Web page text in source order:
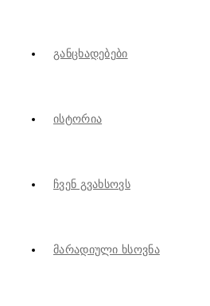
Განცხადებები
Ისტორია
Ჩვენ Გვახსოვს
Მარადიული Ხსოვნა